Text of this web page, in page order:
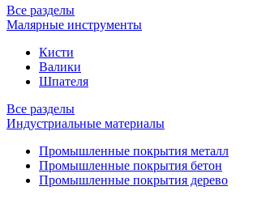
Все разделы
Малярные инструменты
Кисти
Валики
Шпателя
Все разделы
Индустриальные материалы
Промышленные покрытия металл
Промышленные покрытия бетон
Промышленные покрытия дерево